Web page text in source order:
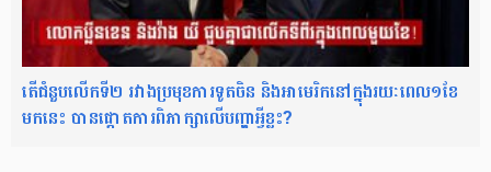
តើជំនួបលើកទី២ រវាងប្រមុខការទូតចិន និងអាមេរិកនៅក្នុងរយៈពេល១ខែ
មកនេះ បានផ្ដោតការពិភាក្សាលើបញ្ហាអ្វីខ្លះ?